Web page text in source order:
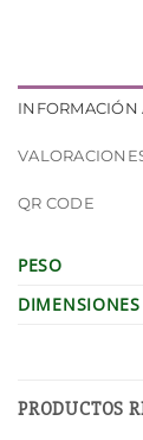
INFORMACIÓN
QR CODE
PESO
DIMENSIONES
PRODUCTOS